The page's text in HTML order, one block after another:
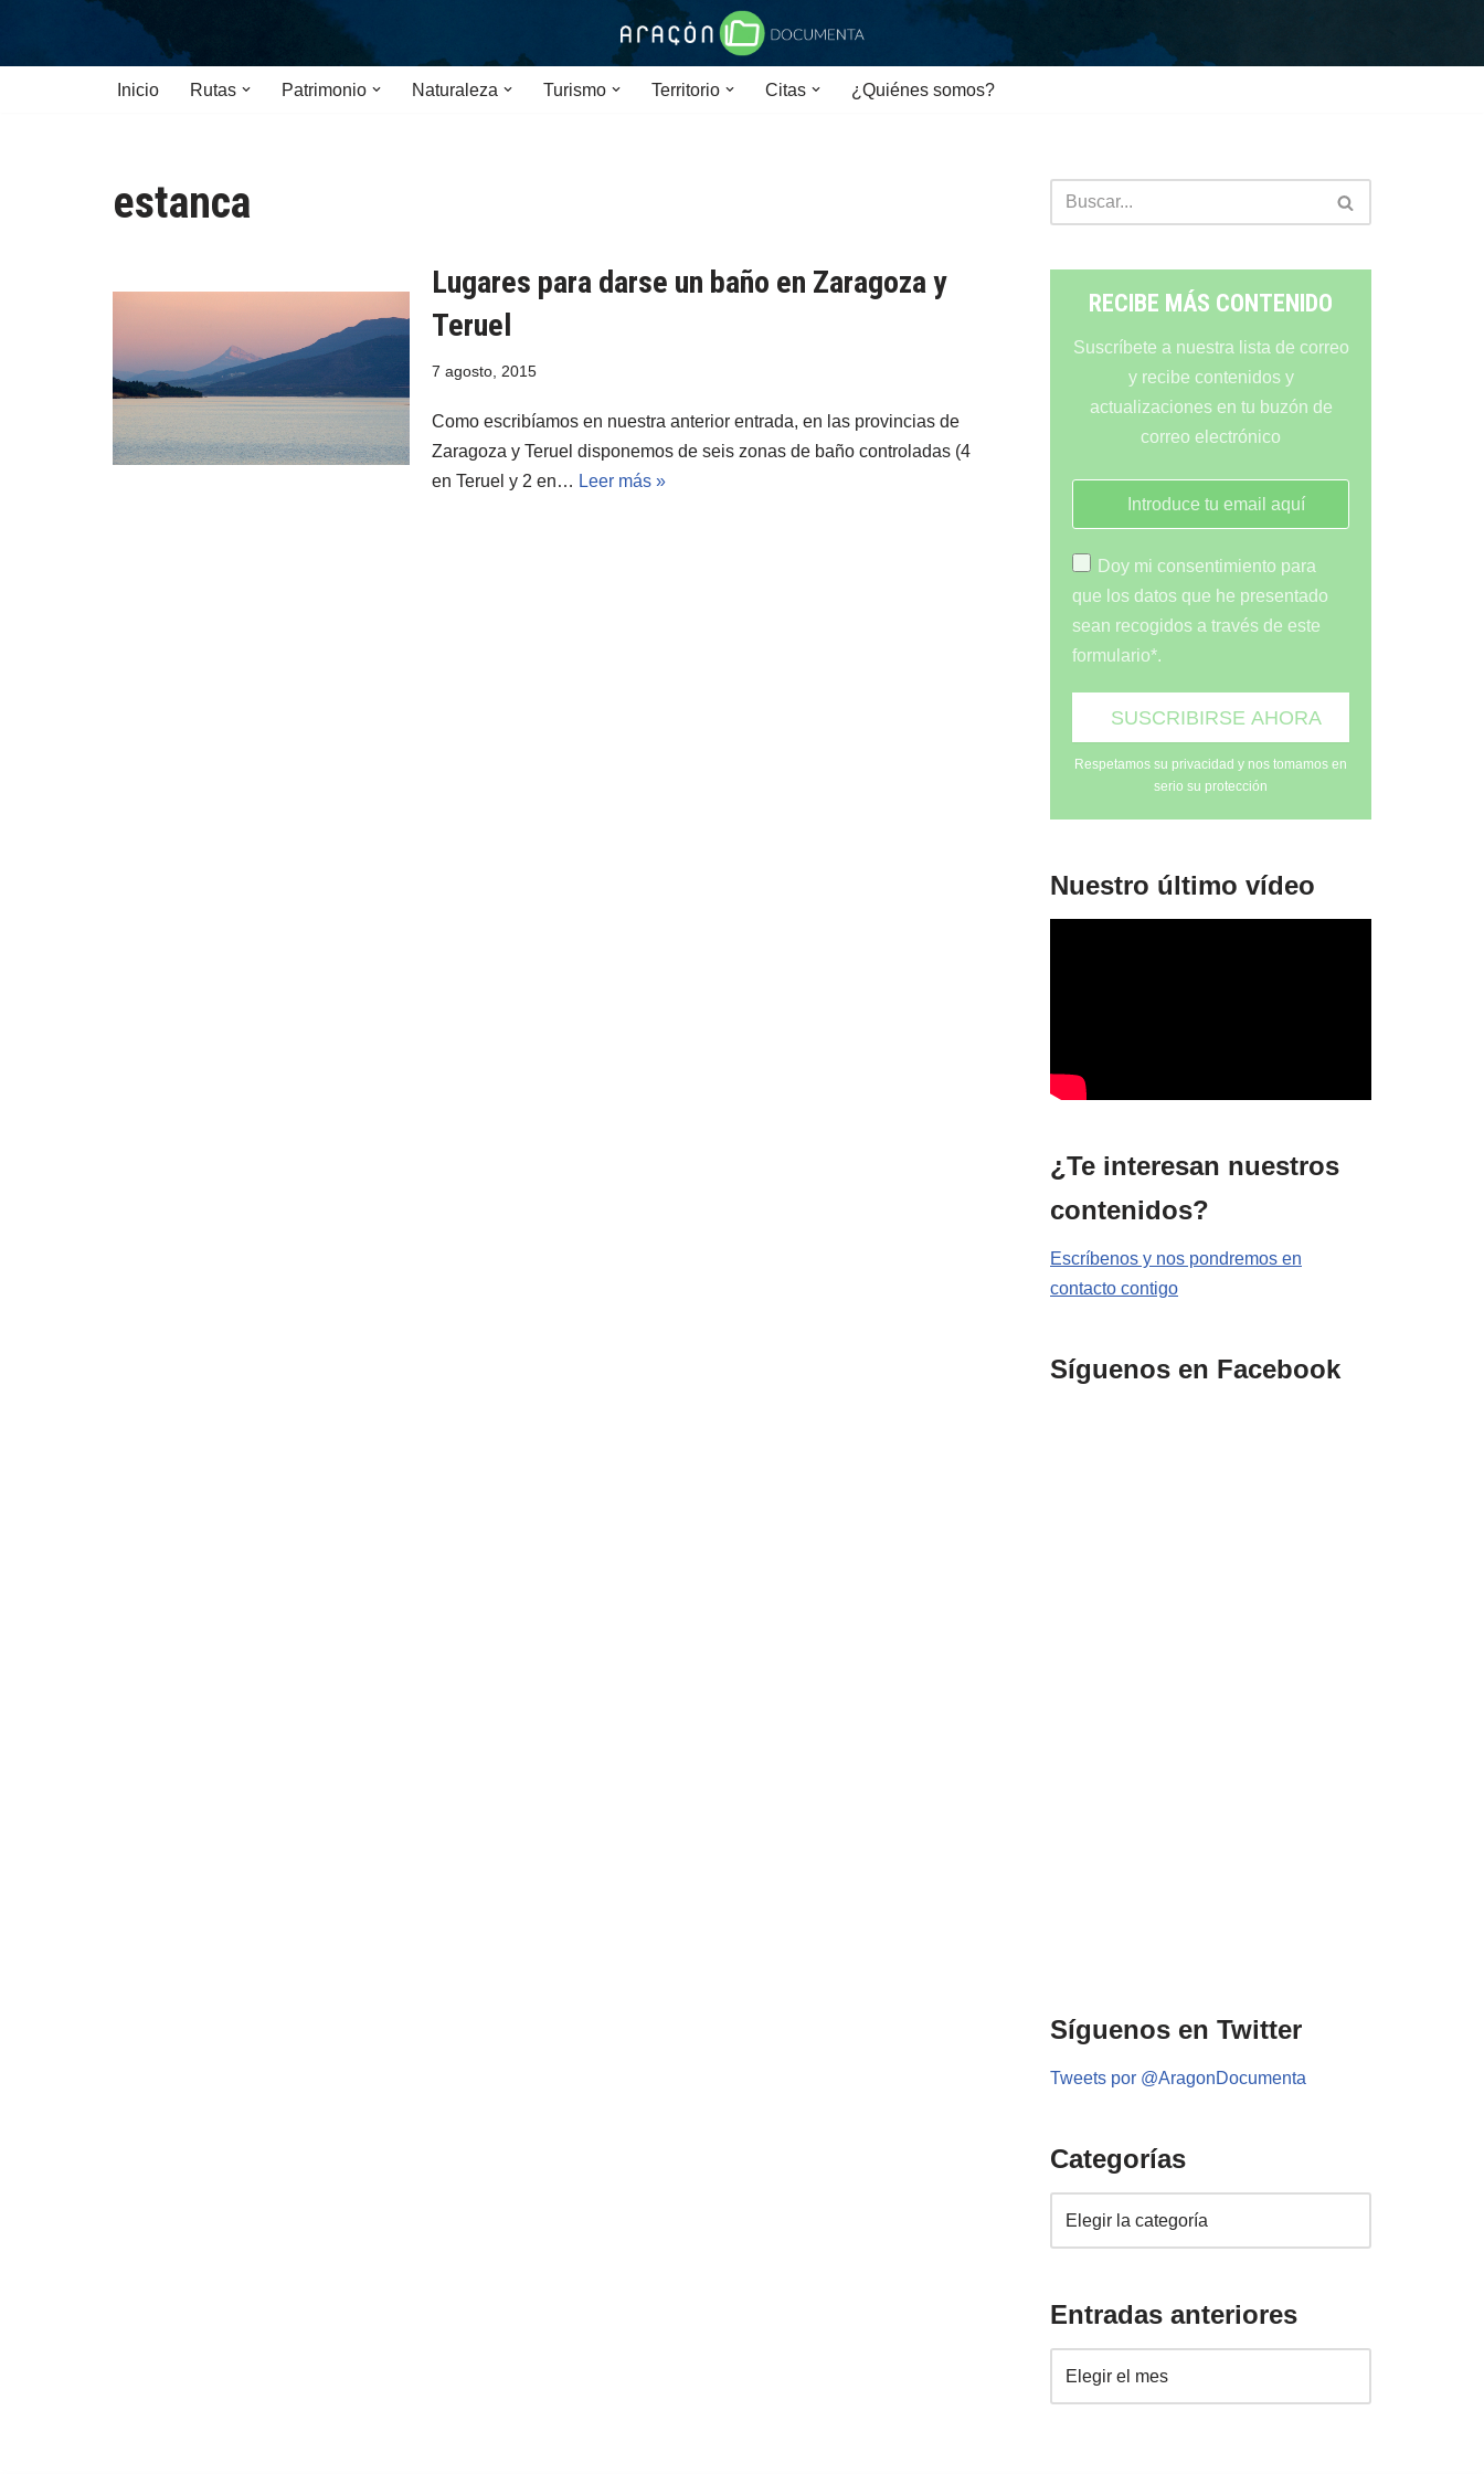
Inicio Rutas Patrimonio Naturaleza Turismo Territorio Citas ¿Quiénes somos?
estanca
Lugares para darse un baño en Zaragoza y
Teruel
7 agosto, 2015
Como escribíamos en nuestra anterior entrada, en las provincias de
Zaragoza y Teruel disponemos de seis zonas de baño controladas (4
en Teruel y 2 en… Leer más »
RECIBE MÁS CONTENIDO
Suscríbete a nuestra lista de correo
y recibe contenidos y
actualizaciones en tu buzón de
correo electrónico
Doy mi consentimiento para
que los datos que he presentado
sean recogidos a través de este
formulario*.
Respetamos su privacidad y nos tomamos en
serio su protección
Nuestro último vídeo
¿Te interesan nuestros
contenidos?
Escríbenos y nos pondremos en
contacto contigo
Síguenos en Facebook
Síguenos en Twitter
Tweets por @AragonDocumenta
Categorías
Entradas anteriores